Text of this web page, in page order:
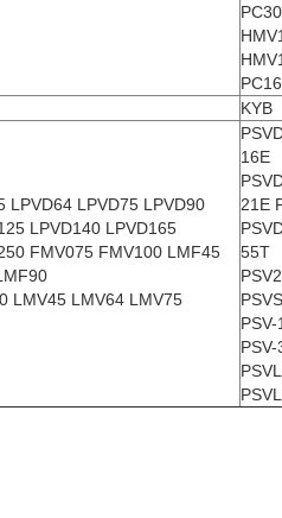
KYB
LPVD64 LPVD75 LPVD90
LPVD140 LPVD165
FMV075 FMV100 LMF45
LMV45 LMV64 LMV75
16E
21E
55T